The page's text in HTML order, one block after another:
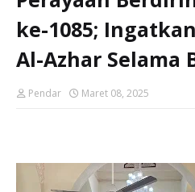
ke-1085;
Al-Azhar Selama
Pendar Maret 08, 2025